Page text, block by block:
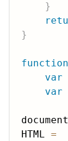
}
}
function
var
var
document
HTML =